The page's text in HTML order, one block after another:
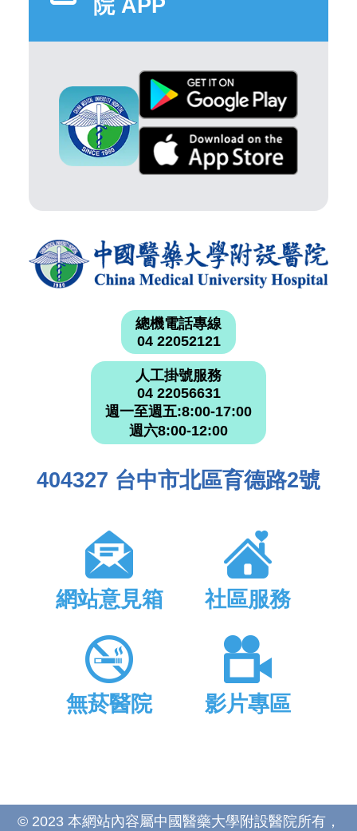
院 APP
總機電話專線
04 22052121
人工掛號服務
04 22056631
週一至週五:8:00-17:00
週六8:00-12:00
404327 台中市北區育德路2號
網站意見箱 社區服務
無菸醫院 影片專區
© 2023 本網站內容屬中國醫藥大學附設醫院所有，